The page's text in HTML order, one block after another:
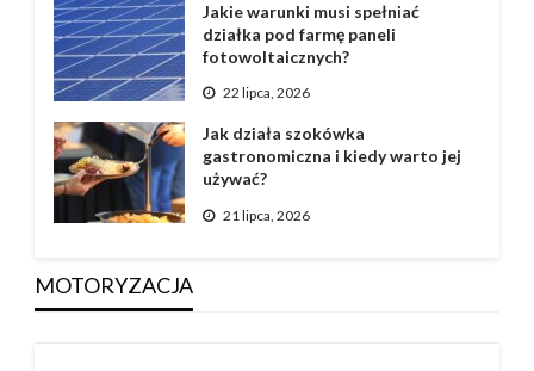
Jakie warunki musi spełniać
działka pod farmę paneli
fotowoltaicznych?
22 lipca, 2026
Jak działa szokówka
gastronomiczna i kiedy warto jej
używać?
21 lipca, 2026
MOTORYZACJA